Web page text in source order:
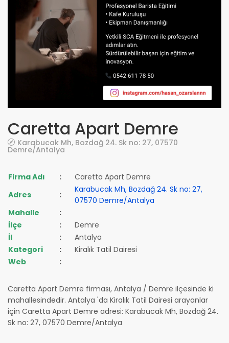
Caretta Apart Demre
Karabucak Mh, Bozdağ 24. Sk no: 27, 07570
Demre/Antalya
Firma Adı :
Caretta Apart Demre
Adres
:
Karabucak Mh, Bozdağ 24. Sk no: 27,
07570 Demre/Antalya
Mahalle
:
İlçe
:
Demre
İl
:
Antalya
Kategori
:
Kiralık Tatil Dairesi
Web
:
Caretta Apart Demre firması, Antalya / Demre ilçesinde ki
mahallesindedir. Antalya 'da Kiralık Tatil Dairesi arayanlar
için Caretta Apart Demre adresi: Karabucak Mh, Bozdağ 24.
Sk no: 27, 07570 Demre/Antalya